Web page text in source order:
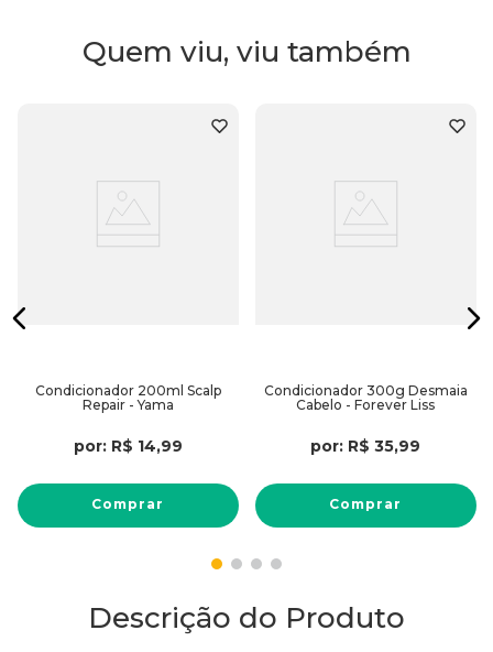
Quem viu, viu também
Condicionador 200ml Scalp
Repair - Yama
por: R$ 14,99
Comprar
Condicionador 300g Desmaia
Cabelo - Forever Liss
por: R$ 35,99
Comprar
Descrição do Produto